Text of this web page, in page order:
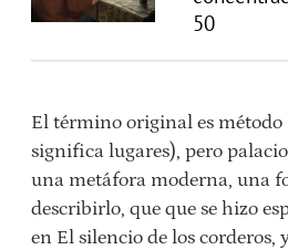
50
El término original es
significa lugares), pero
una metáfora moderna, una
describirlo, que que se hizo
en El silencio de los corderos,